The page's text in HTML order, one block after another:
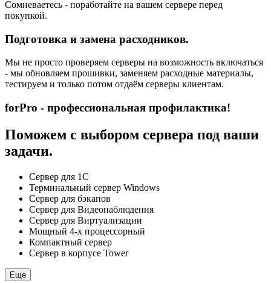
Сомневаетесь - поработайте на вашем сервере перед
покупкой.
Подготовка и замена расходников.
Мы не просто проверяем серверы на возможность включаться
- мы обновляем прошивки, заменяем расходные материалы,
тестируем и только потом отдаём серверы клиентам.
forPro - профессиональная профилактика!
Поможем с выбором сервера под ваши
задачи.
Сервер для 1С
Терминальный сервер Windows
Сервер для бэкапов
Сервер для Видеонаблюдения
Сервер для Виртуализации
Мощный 4-х процессорный
Компактный сервер
Сервер в корпусе Tower
Еще